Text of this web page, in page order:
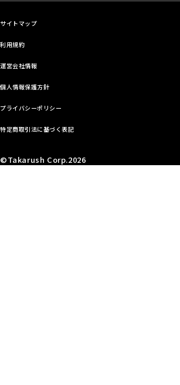
サイトマップ
利用規約
運営会社情報
個人情報保護方針
プライバシーポリシー
特定商取引法に基づく表記
©Takarush Corp.2026